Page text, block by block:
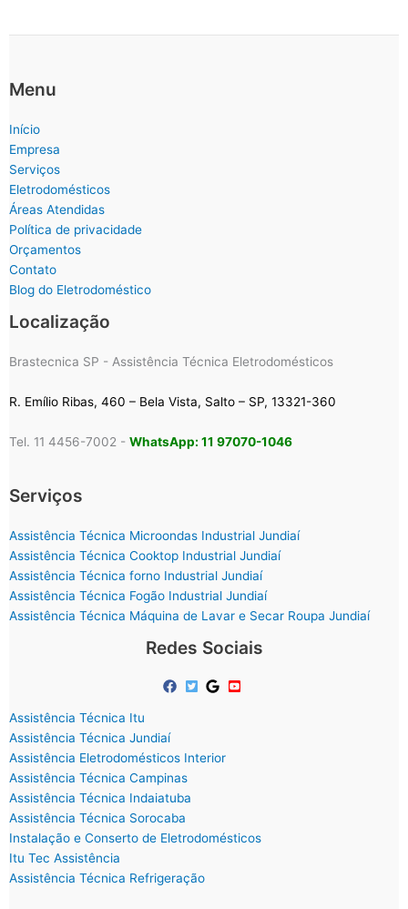
Menu
Início
Empresa
Serviços
Eletrodomésticos
Áreas Atendidas
Política de privacidade
Orçamentos
Contato
Blog do Eletrodoméstico
Localização
Brastecnica SP - Assistência Técnica Eletrodomésticos
R. Emílio Ribas, 460 – Bela Vista, Salto – SP, 13321-360
Tel. 11 4456-7002 - WhatsApp: 11 97070-1046
Serviços
Assistência Técnica Microondas Industrial Jundiaí
Assistência Técnica Cooktop Industrial Jundiaí
Assistência Técnica forno Industrial Jundiaí
Assistência Técnica Fogão Industrial Jundiaí
Assistência Técnica Máquina de Lavar e Secar Roupa Jundiaí
Redes Sociais
Assistência Técnica Itu
Assistência Técnica Jundiaí
Assistência Eletrodomésticos Interior
Assistência Técnica Campinas
Assistência Técnica Indaiatuba
Assistência Técnica Sorocaba
Instalação e Conserto de Eletrodomésticos
Itu Tec Assistência
Assistência Técnica Refrigeração